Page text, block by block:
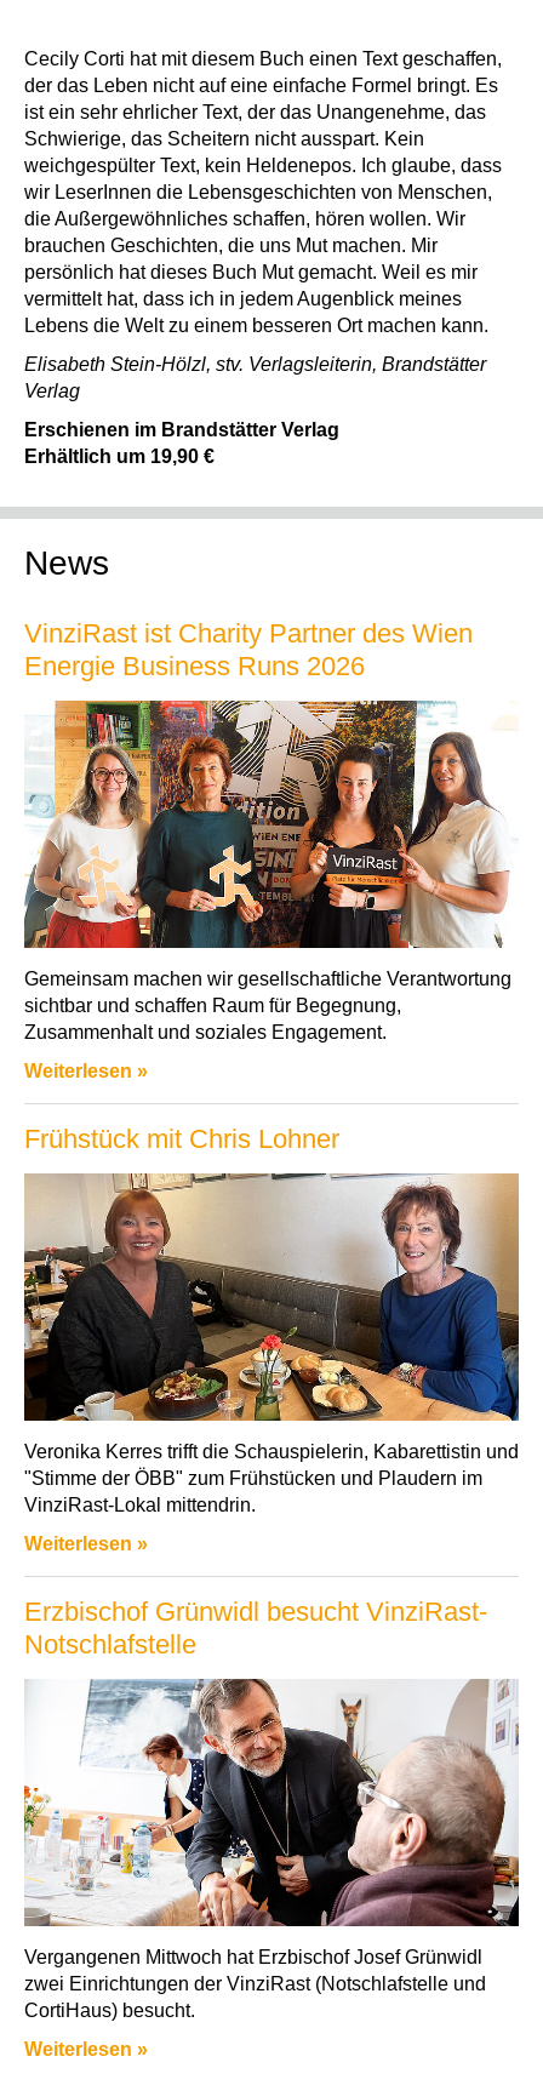
Cecily Corti hat mit diesem Buch einen Text geschaffen,
der das Leben nicht auf eine einfache Formel bringt. Es
ist ein sehr ehrlicher Text, der das Unangenehme, das
Schwierige, das Scheitern nicht ausspart. Kein
weichgespülter Text, kein Heldenepos. Ich glaube, dass
wir LeserInnen die Lebensgeschichten von Menschen,
die Außergewöhnliches schaffen, hören wollen. Wir
brauchen Geschichten, die uns Mut machen. Mir
persönlich hat dieses Buch Mut gemacht. Weil es mir
vermittelt hat, dass ich in jedem Augenblick meines
Lebens die Welt zu einem besseren Ort machen kann.
Elisabeth Stein-Hölzl, stv. Verlagsleiterin, Brandstätter
Verlag
Erschienen im Brandstätter Verlag
Erhältlich um 19,90 €
News
VinziRast ist Charity Partner des Wien
Energie Business Runs 2026
Gemeinsam machen wir gesellschaftliche Verantwortung
sichtbar und schaffen Raum für Begegnung,
Zusammenhalt und soziales Engagement.
Weiterlesen »
Frühstück mit Chris Lohner
Veronika Kerres trifft die Schauspielerin, Kabarettistin und
"Stimme der ÖBB" zum Frühstücken und Plaudern im
VinziRast-Lokal mittendrin.
Weiterlesen »
Erzbischof Grünwidl besucht VinziRast-
Notschlafstelle
Vergangenen Mittwoch hat Erzbischof Josef Grünwidl
zwei Einrichtungen der VinziRast (Notschlafstelle und
CortiHaus) besucht.
Weiterlesen »